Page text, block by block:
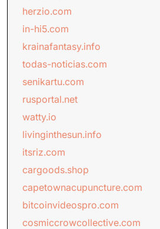
herzio.com
in-hi5.com
krainafantasy.info
todas-noticias.com
senikartu.com
rusportal.net
watty.io
livinginthesun.info
itsriz.com
cargoods.shop
capetownacupuncture.com
bitcoinvideospro.com
cosmiccrowcollective.com